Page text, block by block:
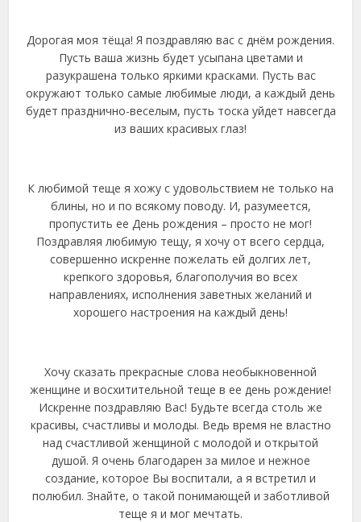
Дорогая моя тёща! Я поздравляю вас с днём рождения.
Пусть ваша жизнь будет усыпана цветами и
разукрашена только яркими красками. Пусть вас
окружают только самые любимые люди, а каждый день
будет празднично-веселым, пусть тоска уйдет навсегда
из ваших красивых глаз!
К любимой теще я хожу с удовольствием не только на
блины, но и по всякому поводу. И, разумеется,
пропустить ее День рождения – просто не мог!
Поздравляя любимую тещу, я хочу от всего сердца,
совершенно искренне пожелать ей долгих лет,
крепкого здоровья, благополучия во всех
направлениях, исполнения заветных желаний и
хорошего настроения на каждый день!
Хочу сказать прекрасные слова необыкновенной
женщине и восхитительной теще в ее день рождение!
Искренне поздравляю Вас! Будьте всегда столь же
красивы, счастливы и молоды. Ведь время не властно
над счастливой женщиной с молодой и открытой
душой. Я очень благодарен за милое и нежное
создание, которое Вы воспитали, а я встретил и
полюбил. Знайте, о такой понимающей и заботливой
теще я и мог мечтать.